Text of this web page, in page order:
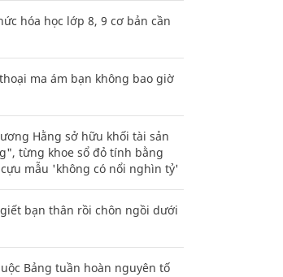
hóa học lớp 8, 9 cơ bản cần
ma ám bạn không bao giờ
Hằng sở hữu khối tài sản
từng khoe sổ đỏ tính bằng
mẫu 'không có nổi nghìn tỷ'
bạn thân rồi chôn ngồi dưới
Bảng tuần hoàn nguyên tố